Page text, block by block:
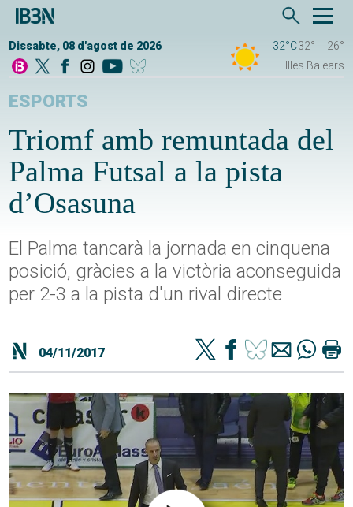
Dissabte, 08 d'agost de 2026 32°C32°
26°
Illes Balears
ESPORTS
Triomf amb remuntada del
Palma Futsal a la pista
d’Osasuna
El Palma tancarà la jornada en cinquena
posició, gràcies a la victòria aconseguida
per 2-3 a la pista d'un rival directe
04/11/2017